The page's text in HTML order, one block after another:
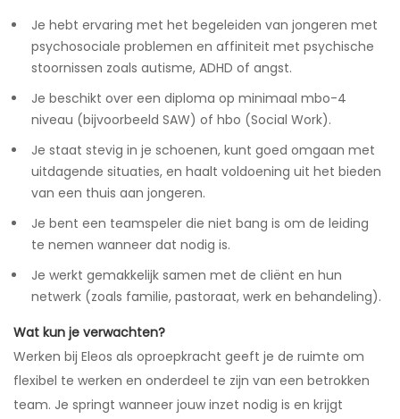
Je hebt ervaring met het begeleiden van jongeren met
psychosociale problemen en affiniteit met psychische
stoornissen zoals autisme, ADHD of angst.
Je beschikt over een diploma op minimaal mbo-4
niveau (bijvoorbeeld SAW) of hbo (Social Work).
Je staat stevig in je schoenen, kunt goed omgaan met
uitdagende situaties, en haalt voldoening uit het bieden
van een thuis aan jongeren.
Je bent een teamspeler die niet bang is om de leiding
te nemen wanneer dat nodig is.
Je werkt gemakkelijk samen met de cliënt en hun
netwerk (zoals familie, pastoraat, werk en behandeling).
Wat kun je verwachten?
Werken bij Eleos als oproepkracht geeft je de ruimte om
flexibel te werken en onderdeel te zijn van een betrokken
team. Je springt wanneer jouw inzet nodig is en krijgt